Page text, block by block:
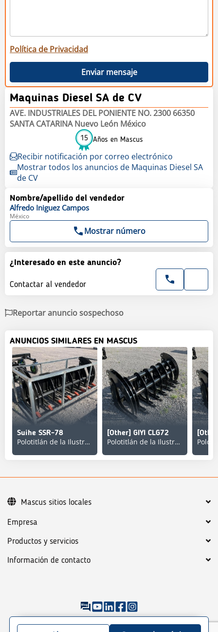
Política de Privacidad
Enviar mensaje
Maquinas Diesel SA de CV
AVE. INDUSTRIALES DEL PONIENTE NO. 2300 66350
SANTA CATARINA Nuevo León México
15 Años en Mascus
Recibir notificación por correo electrónico
Mostrar todos los anuncios de Maquinas Diesel SA
de CV
Nombre/apellido del vendedor
Alfredo Iniguez Campos
México
Mostrar número
¿Interesado en este anuncio?
Contactar al vendedor
Reportar anuncio sospechoso
ANUNCIOS SIMILARES EN MASCUS
Suihe SSR-78
Polotitlán de la Ilustración
[Other] GIYI CLG72
Polotitlán de la Ilustración
Empresa
Productos y servicios
Información de contacto
©2026 Mascus Condiciones generales
Mascus sitios locales